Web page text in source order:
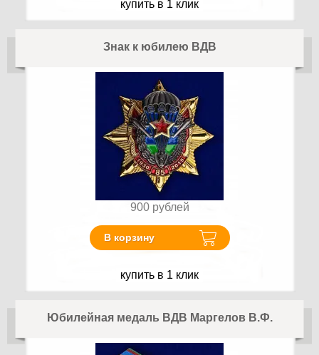
купить в 1 клик
Знак к юбилею ВДВ
900 рублей
В корзину
купить в 1 клик
Юбилейная медаль ВДВ Маргелов В.Ф.